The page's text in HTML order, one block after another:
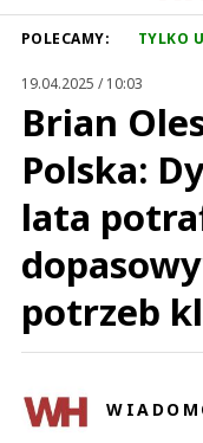
POLECAMY: TYLKO
19.04.2025 / 10:03
Brian
Polska:
lata
potrzeb